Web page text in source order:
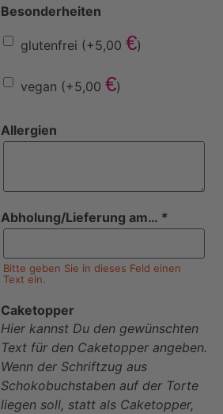
Besonderheiten
glutenfrei (+5,00 €)
vegan (+5,00 €)
Allergien
Abholung/Lieferung am… *
Bitte geben Sie in dieses Feld einen
Text ein.
Caketopper
Hier kannst Du den gewünschten
Text für den Caketopper angeben.
Wenn der Schriftzug aus
Schokobuchstaben auf der Torte
liegen soll, statt als Caketopper,